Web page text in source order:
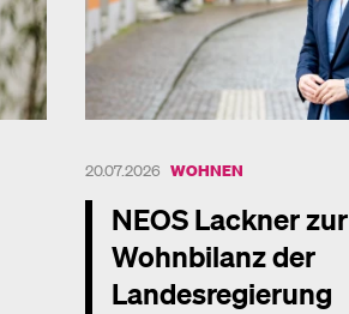
20.07.2026 WOHNEN
NEOS Lackner zur
Wohnbilanz der
Landesregierung